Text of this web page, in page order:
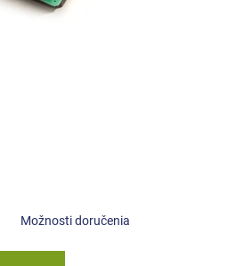
Možnosti doručenia